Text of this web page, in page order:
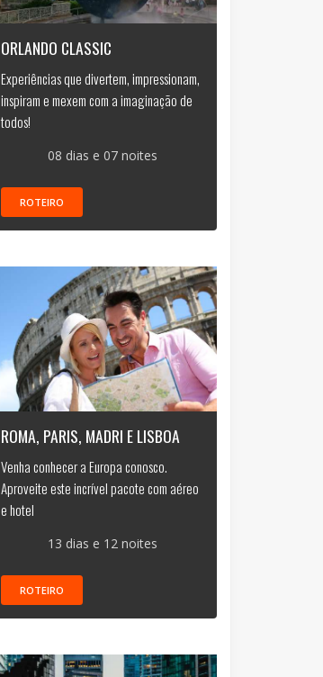
ORLANDO CLASSIC
Experiências que divertem, impressionam,
inspiram e mexem com a imaginação de
todos!
08 dias e 07 noites
ROTEIRO
ROMA, PARIS, MADRI E LISBOA
Venha conhecer a Europa conosco.
Aproveite este incrível pacote com aéreo
e hotel
13 dias e 12 noites
ROTEIRO